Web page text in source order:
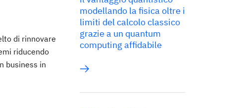
di rinnovare
riducendo
business in
modellando la fisica oltre i
limiti del calcolo classico
grazie a un quantum
computing affidabile